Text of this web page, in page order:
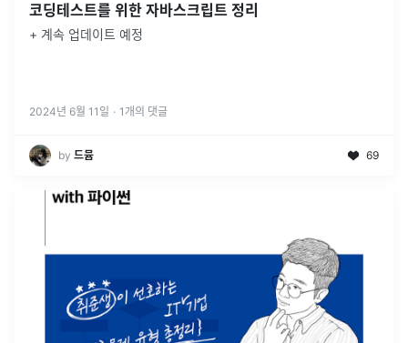
코딩테스트를 위한 자바스크립트 정리
+ 계속 업데이트 예정
2024년 6월 11일 · 1 개의 댓글
by 드뮴 69